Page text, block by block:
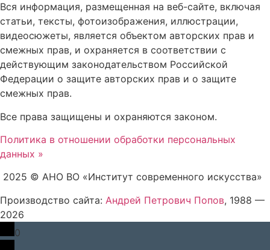
Вся информация, размещенная на веб-сайте, включая
статьи, тексты, фотоизображения, иллюстрации,
видеосюжеты, является объектом авторских прав и
смежных прав, и охраняется в соответствии с
действующим законодательством Российской
Федерации о защите авторских прав и о защите
смежных прав.
Все права защищены и охраняются законом.
Политика в отношении обработки персональных
данных »
2025 © АНО ВО «Институт современного искусства»
Производство сайта: Андрей Петрович Попов, 1988 —
2026
0